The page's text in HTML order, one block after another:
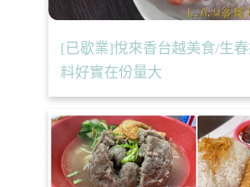
[已歇業]悅來香台越美食/生
料好實在份量大